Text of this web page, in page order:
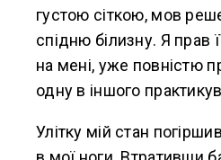
густою сіткою, мов
спідню білизну. Я прав
на мені, уже повністю
одну в іншого
Улітку мій стан